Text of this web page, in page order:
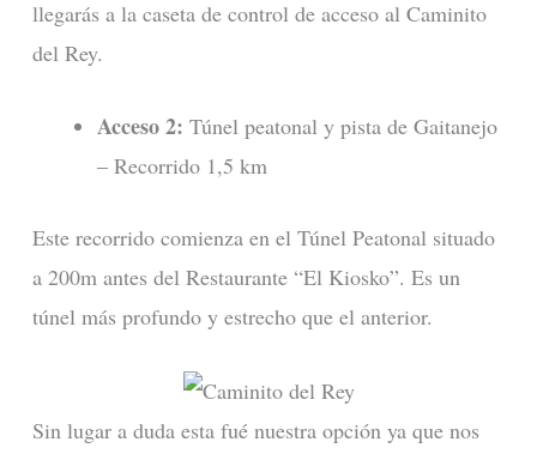
llegarás a la caseta de control de acceso al Caminito
del Rey.
Acceso 2: Túnel peatonal y pista de Gaitanejo
– Recorrido 1,5 km
Este recorrido comienza en el Túnel Peatonal situado
a 200m antes del Restaurante “El Kiosko”. Es un
túnel más profundo y estrecho que el anterior.
Sin lugar a duda esta fué nuestra opción ya que nos